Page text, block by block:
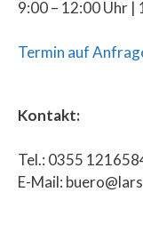
9:00 – 12:00 Uhr |
Termin auf
Kontakt:
Tel.: 0355
E-Mail: